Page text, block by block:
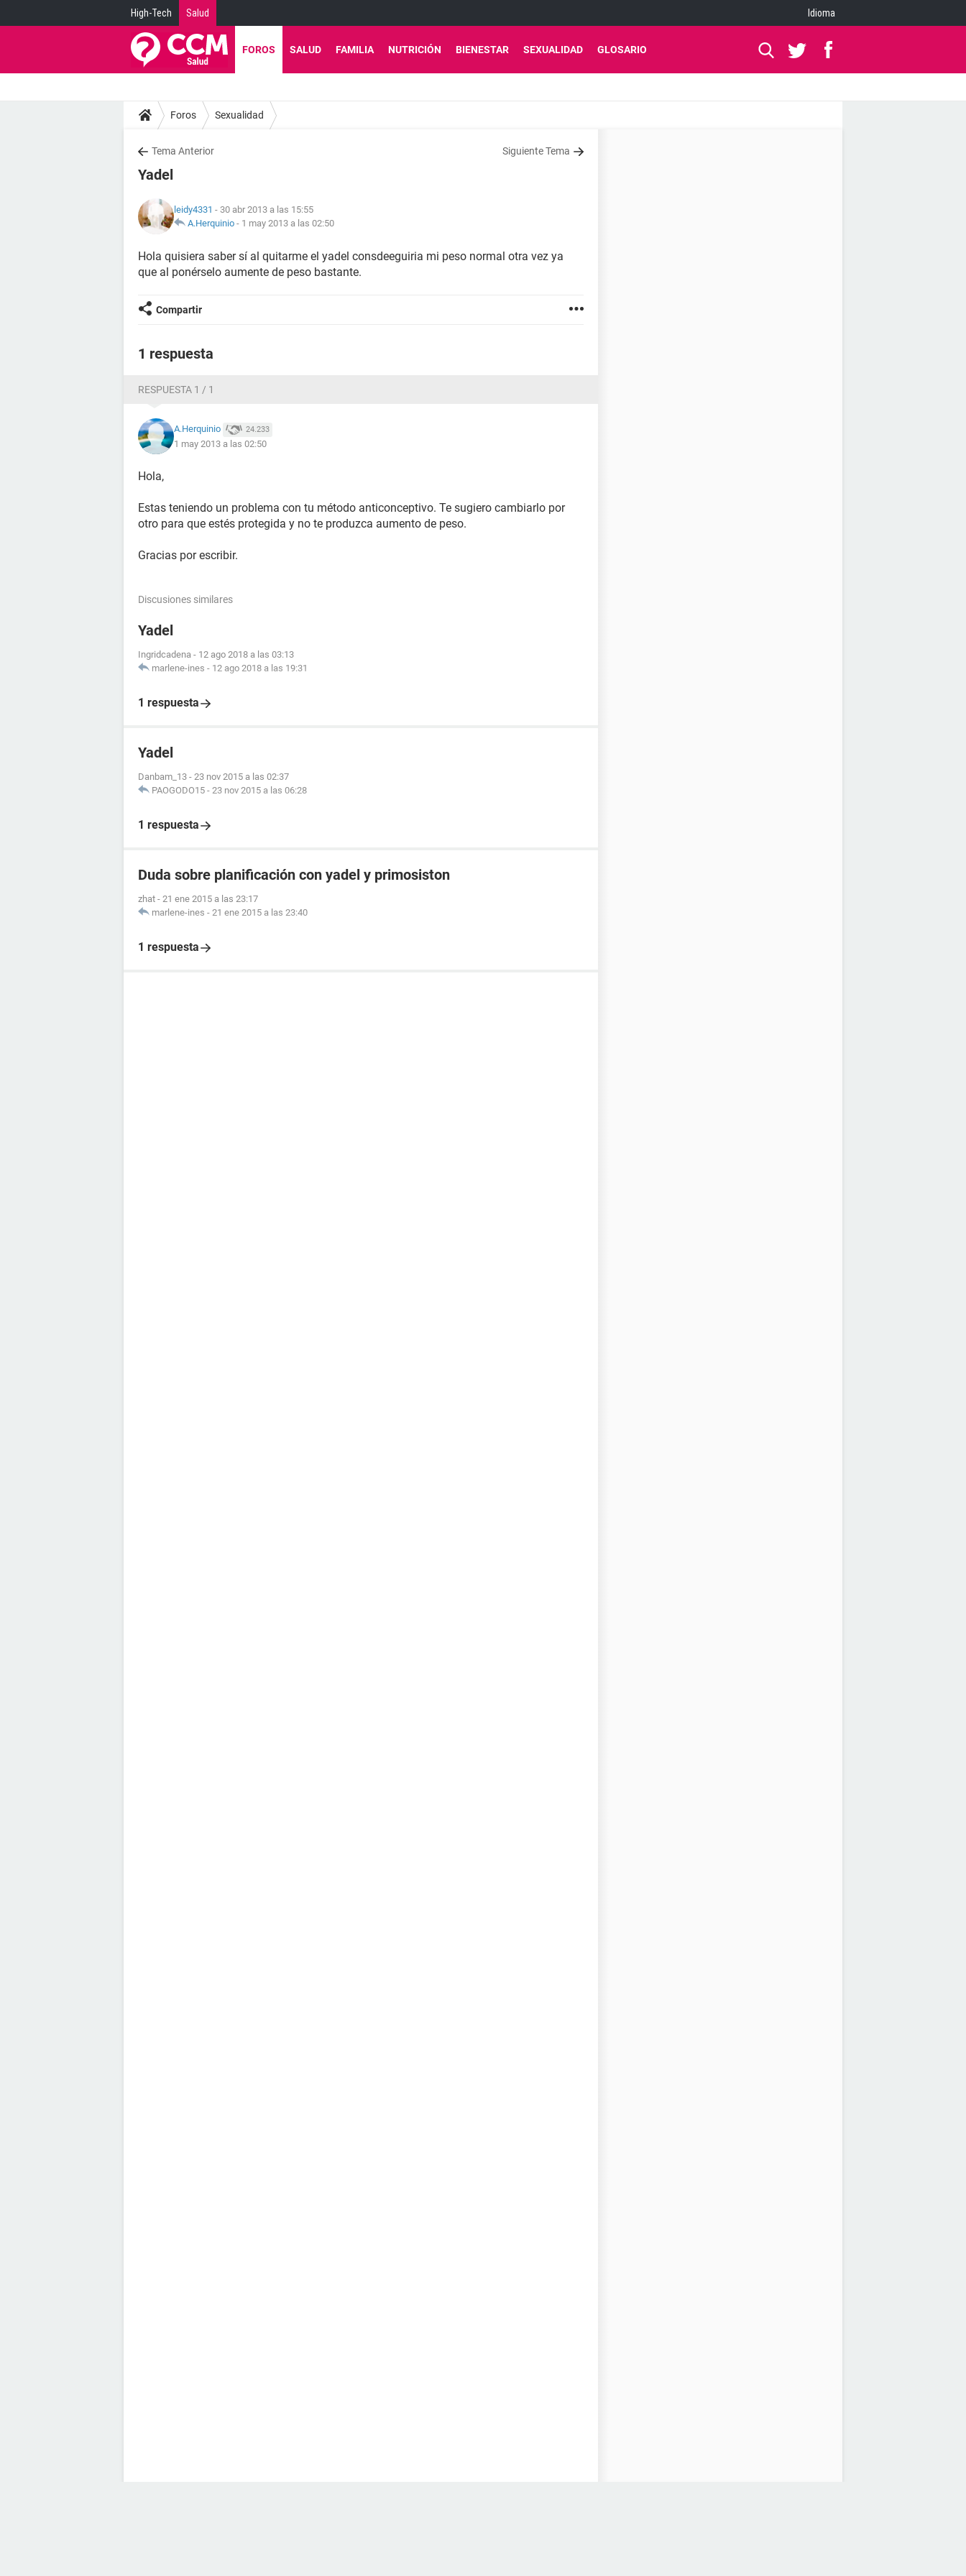
High-Tech Salud Idioma
FOROS SALUD FAMILIA NUTRICIÓN BIENESTAR SEXUALIDAD GLOSARIO
Foros Sexualidad
Tema Anterior Siguiente Tema
Yadel
leidy4331 - 30 abr 2013 a las 15:55
A.Herquinio - 1 may 2013 a las 02:50
Hola quisiera saber sí al quitarme el yadel consdeeguiria mi peso normal otra vez ya
que al ponérselo aumente de peso bastante.
Compartir
1 respuesta
RESPUESTA 1 / 1
A.Herquinio 24.233
1 may 2013 a las 02:50
Hola,
Estas teniendo un problema con tu método anticonceptivo. Te sugiero cambiarlo por
otro para que estés protegida y no te produzca aumento de peso.
Gracias por escribir.
Discusiones similares
Yadel
Ingridcadena - 12 ago 2018 a las 03:13
marlene-ines - 12 ago 2018 a las 19:31
1 respuesta
Yadel
Danbam_13 - 23 nov 2015 a las 02:37
PAOGODO15 - 23 nov 2015 a las 06:28
1 respuesta
Duda sobre planificación con yadel y primosiston
zhat - 21 ene 2015 a las 23:17
marlene-ines - 21 ene 2015 a las 23:40
1 respuesta